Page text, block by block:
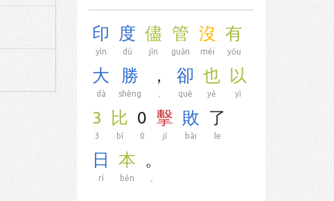
印
yìn
度
dù
儘
jǐn
管
guǎn
沒
méi
有
yǒu
大
dà
勝
shèng
，
，
卻
què
也
yě
以
yǐ
3
3
比
bǐ
0
0
擊
jī
敗
bài
了
le
日
rì
本
běn
。